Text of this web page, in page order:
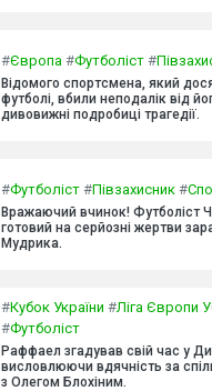
#Європа #Футболіст #
Відомого спортсмена, який
футболі, вбили неподалік від
дивовижні подробиці трагедії.
#Футболіст #Півзахисник #
Вражаючий вчинок! Футболіст
готовий на серйозні жертви
Мудрика.
#Кубок України #Ліга Європи
#Футболіст
Раффаел згадував свій час у
висловлюючи вдячність за
з Олегом Блохіним.